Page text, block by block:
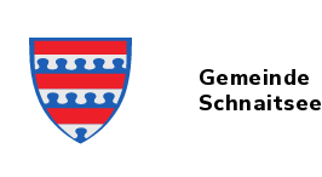
Gemeinde
Schnaitsee